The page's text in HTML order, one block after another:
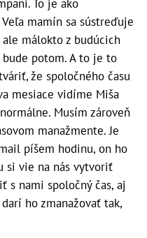
To je ako
mamín sa sústreďuje
málokto z budúcich
potom. A to je to
že spoločného času
mesiace vidíme Miša
Musím zároveň
manažmente. Je
píšem hodinu, on ho
si vie na nás vytvoriť
s nami spoločný čas, aj
ho zmanažovať tak,